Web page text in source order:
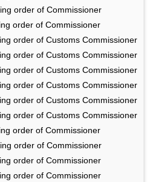
order of Commissioner
order of Commissioner
order of Customs Commissioner
order of Customs Commissioner
order of Customs Commissioner
order of Customs Commissioner
order of Customs Commissioner
order of Customs Commissioner
order of Commissioner
order of Commissioner
order of Commissioner
order of Commissioner